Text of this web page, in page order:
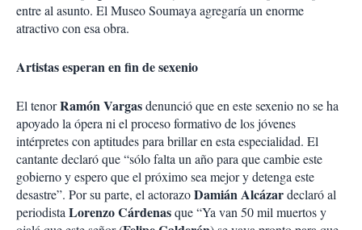
entre al asunto. El Museo Soumaya agregaría un enorme
atractivo con esa obra.
Artistas esperan en fin de sexenio
El tenorRamón Vargasdenunció que en este sexenio no se ha
apoyado la ópera ni el proceso formativo de los jóvenes
intérpretes con aptitudes para brillar en esta especialidad. El
cantante declaró que “sólo falta un año para que cambie este
gobierno y espero que el próximo sea mejor y detenga este
desastre”. Por su parte, el actorazoDamián Alcázardeclaró al
periodista Lorenzo Cárdenasque “Ya van 50 mil muertos y